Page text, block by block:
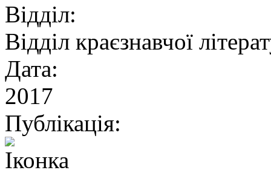
Відділ:
Відділ краєзнавчої
Дата:
2017
Публікація: